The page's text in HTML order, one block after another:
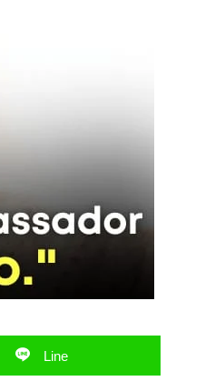
Line